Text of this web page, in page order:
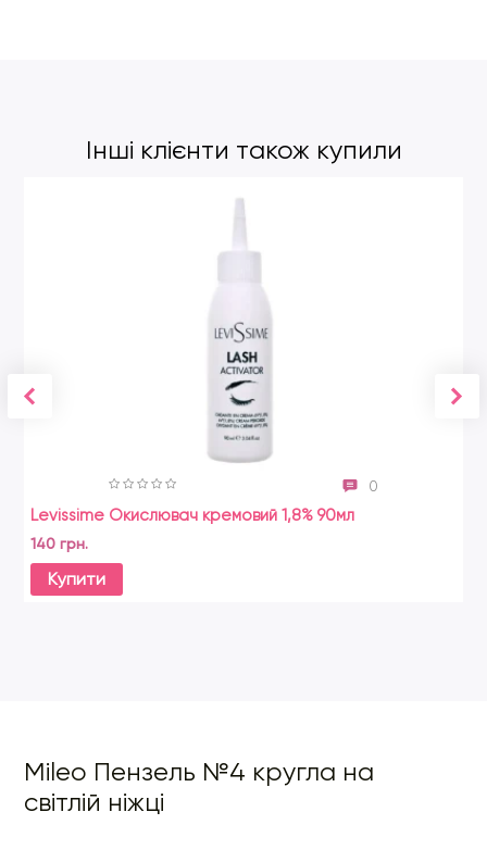
Інші клієнти також купили
0
Levissime Окислювач кремовий 1,8% 90мл
140 грн.
Купити
Mileo Пензель №4 кругла на
світлій ніжці